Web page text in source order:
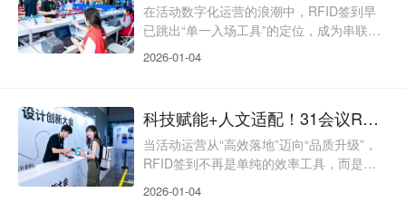
在活动数字化运营的浪潮中，RFID签到早
已跳出“单一入场工具”的定位，成为串联活
核心枢纽。传统RFID签到多存在功能割
化运营”的核心诉求。31会议RFID签到以“智
能联动为核、场景体验为脉、长效价值为
魂”，将无线射频技术与活动全流程运营深
全数据赋能
2026-01-04
科技赋能+人文适配！31会议RFID签到，让每一场活动都有温度、有质感
当活动运营从“高效落地”迈向“品质升级”，
RFID签到不再是单纯的效率工具，而是串
体。传统RFID签到多聚焦技术赋能，却忽
2026-01-04